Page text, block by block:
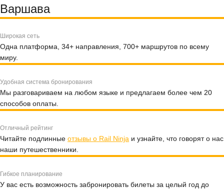
Варшава
Широкая сеть
Одна платформа, 34+ направления, 700+ маршрутов по всему
миру.
Удобная система бронирования
Мы разговариваем на любом языке и предлагаем более чем 20
способов оплаты.
Отличный рейтинг
Читайте подлинные отзывы о Rail Ninja и узнайте, что говорят о нас
наши путешественники.
Гибкое планирование
У вас есть возможность забронировать билеты за целый год до